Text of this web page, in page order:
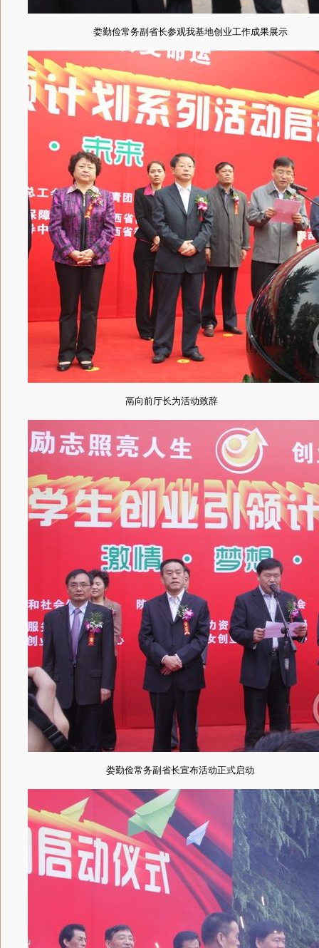
娄勤俭常务副省长参观我基地创业工作成果展示
鬲向前厅长为活动致辞
娄勤俭常务副省长宣布活动正式启动